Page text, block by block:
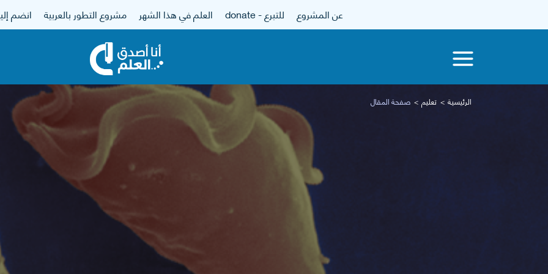
عن المشروع للتبرع - donate العلم في هذا الشهر مشروع التطور بالعربية انضم
الرئيسية تعليم صفحة المقال